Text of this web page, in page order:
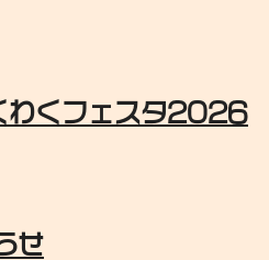
わくフェスタ2026
せ